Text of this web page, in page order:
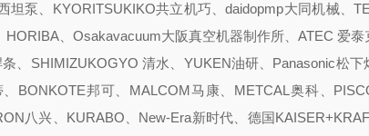
坦泵、KYORITSUKIKO共立机巧、daidopmp大同机械、
HORIBA、Osakavacuum大阪真空机器制作所、ATEC 爱
、SHIMIZUKOGYO 清水、YUKEN油研、Panasonic松
BONKOTE邦可、MALCOM马康、METCAL奥科、
八兴、KURABO、New-Era新时代、德国